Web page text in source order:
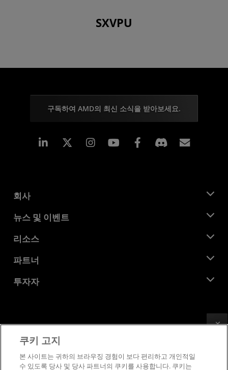
SXVPU
구독하여 AMD의 최신 소식을 받아보세요.
Linkedin Instagram Facebook
회사
AMD 소개
기업의 사회적 책임
채용
문의하기
뉴스 및 이벤트
뉴스룸
미디어 라이브러리
리소스
개발자 센트럴
사례 연구
파트너
AMD 파트너 허브
투자자
이사위원회
거버넌스 문서
SEC 신고서
상표
공급망 투명성
쿠키 고지
본 사이트는 귀하의 브라우징 경험이 보다 편리하고 개인적일
수 있도록 당사 및 당사 파트너의 쿠키를 사용합니다. 쿠키는